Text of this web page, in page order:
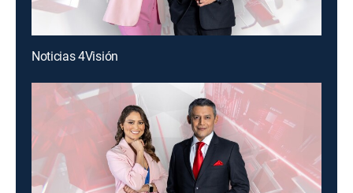
Noticias 4Visión